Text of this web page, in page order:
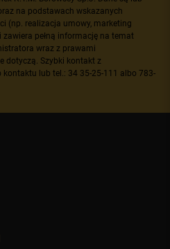
na podstawach wskazanych
(np. realizacja umowy, marketing
pełną informację na temat
wraz z prawami
dotyczą. Szybki kontakt z
lub tel.: 34 35-25-111 albo 783-